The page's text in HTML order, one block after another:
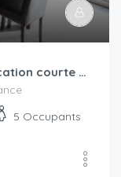
Mise à disposition logement en location courte durée secteur Locminé à partir de septembre-octobre 2025 : bail civil ou bail mobilité
5 Occupants